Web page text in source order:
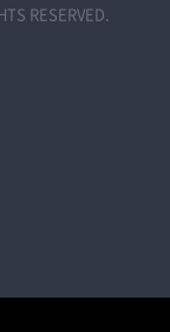
RESERVED.